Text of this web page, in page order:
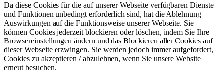
Da diese Cookies für die auf unserer Webseite verfügbaren Dienste
und Funktionen unbedingt erforderlich sind, hat die Ablehnung
Auswirkungen auf die Funktionsweise unserer Webseite. Sie
können Cookies jederzeit blockieren oder löschen, indem Sie Ihre
Browsereinstellungen ändern und das Blockieren aller Cookies auf
dieser Webseite erzwingen. Sie werden jedoch immer aufgefordert,
Cookies zu akzeptieren / abzulehnen, wenn Sie unsere Website
erneut besuchen.